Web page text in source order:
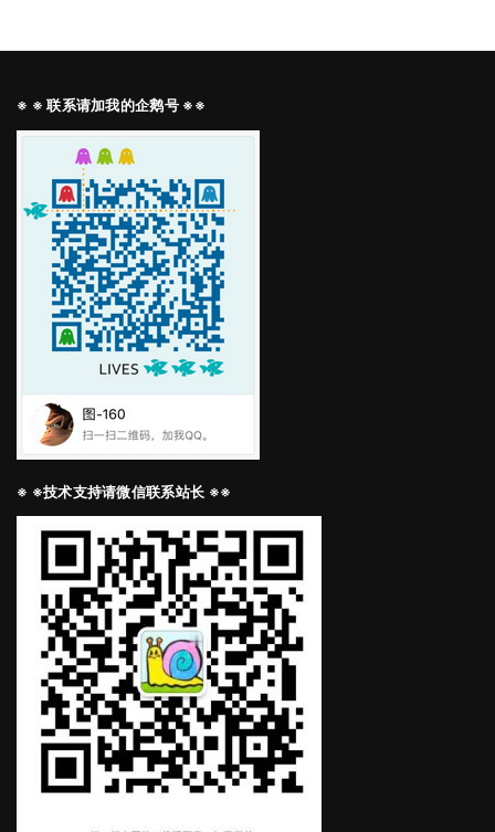
※ ※ 联系请加我的企鹅号 ※※
※ ※技术支持请微信联系站长 ※※